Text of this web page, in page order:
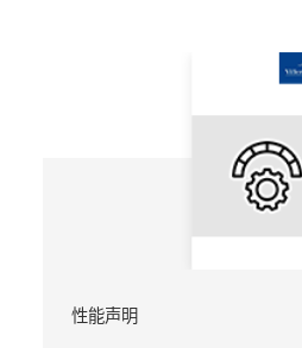
性能声明